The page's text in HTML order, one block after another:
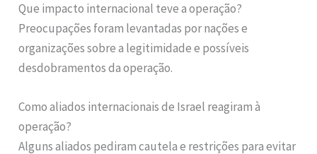
Que impacto internacional teve a operação?
Preocupações foram levantadas por nações e
organizações sobre a legitimidade e possíveis
desdobramentos da operação.
Como aliados internacionais de Israel reagiram à
operação?
Alguns aliados pediram cautela e restrições para evitar